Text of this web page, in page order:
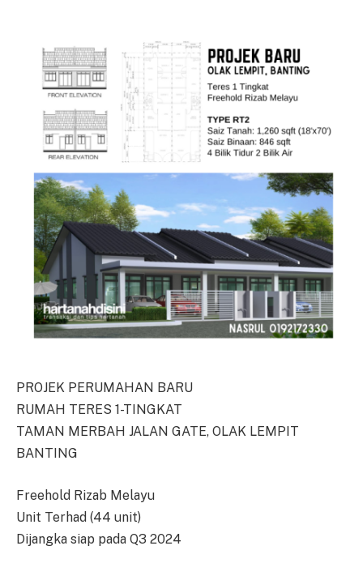
PROJEK PERUMAHAN BARU
RUMAH TERES 1-TINGKAT
TAMAN MERBAH JALAN GATE, OLAK LEMPIT
BANTING
Freehold Rizab Melayu
Unit Terhad (44 unit)
Dijangka siap pada Q3 2024